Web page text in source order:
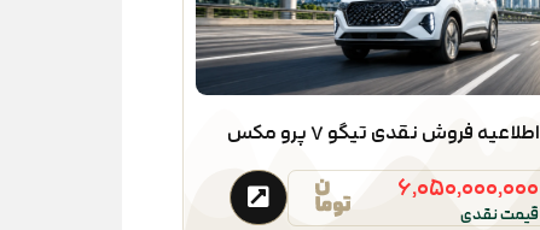
اطلاعیه فروش نقدی تیگو ۷ پرو مکس
۶,۰۵۰,۰۰۰,۰۰۰
قیمت نقدی